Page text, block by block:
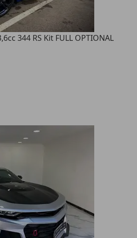
344 RS Kit FULL OPTIONAL